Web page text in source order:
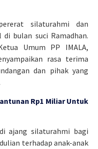
silaturahmi dan
bulan suci Ramadhan.
Umum PP IMALA,
rasa terima
dan pihak yang
Rp1 Miliar Untuk
ajang silaturahmi bagi
terhadap anak-anak